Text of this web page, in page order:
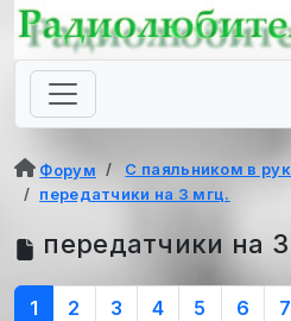
Форум С паяльником в
передатчики на 3 мгц.
передатчики на
1 2 3 4 5 6 7